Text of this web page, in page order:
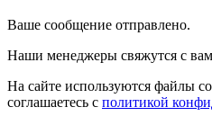
Ваше сообщение отправлено.
Наши менеджеры свяжутся с
На сайте используются файлы
соглашаетесь с политикой